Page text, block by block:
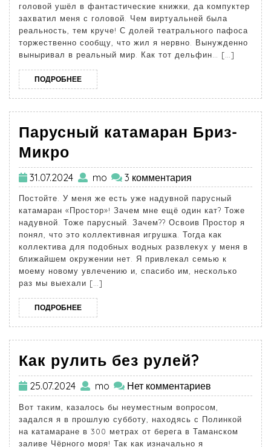
головой ушёл в фантастические книжки, да компуктер
захватил меня с головой. Чем виртуальней была
реальность, тем круче! С долей театрального пафоса
торжественно сообщу, что жил я нервно. Вынужденно
выныривал в реальный мир. Как тот дельфин… […]
ПОДРОБНЕЕ
Парусный катамаран Бриз-
Микро
31.07.2024 mo 3 комментария
Постойте. У меня же есть уже надувной парусный
катамаран «Простор»! Зачем мне ещё один кат? Тоже
надувной. Тоже парусный. Зачем?? Освоив Простор я
понял, что это коллективная игрушка. Тогда как
коллектива для подобных водных развлекух у меня в
ближайшем окружении нет. Я привлекал семью к
моему новому увлечению и, спасибо им, несколько
раз мы выехали […]
ПОДРОБНЕЕ
Как рулить без рулей?
25.07.2024 mo Нет комментариев
Вот таким, казалось бы неуместным вопросом,
задался я в прошлую субботу, находясь с Полинкой
на катамаране в 300 метрах от берега в Таманском
заливе Чёрного моря! Так как изначально я